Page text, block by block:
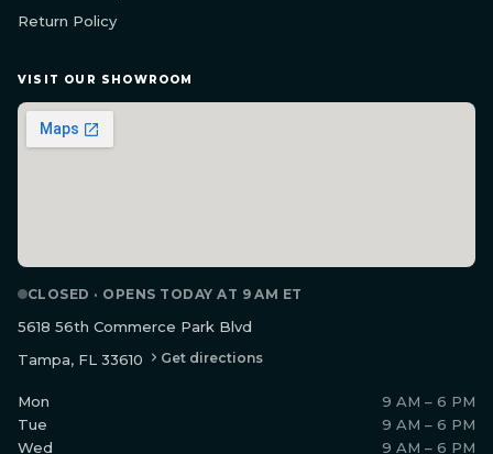
Return Policy
VISIT OUR SHOWROOM
CLOSED · OPENS TODAY AT 9 AM ET
5618 56th Commerce Park Blvd
Tampa, FL 33610
Get directions
Mon
9 AM – 6 PM
Tue
9 AM – 6 PM
Wed
9 AM – 6 PM